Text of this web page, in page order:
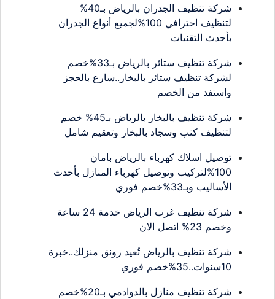
شركة تنظيف الجدران بالرياض بـ40%
لتنظيف احترافي 100%لجميع أنواع الجدران
بأحدث التقنيات
شركة تنظيف ستائر بالرياض بـ33%خصم
لشركة تنظيف ستائر بالبخار..سارع بالحجز
واستفد من الخصم
شركة تنظيف بالبخار بالرياض بـ45% خصم
لتنظيف كنب وسجاد بالبخار وتعقيم شامل
توصيل اسلاك كهرباء بالرياض بامان
100%لتركيب وتوصيل كهرباء المنازل بأحدث
الأساليب وبـ33%خصم فوري
شركة تنظيف غرب الرياض خدمة 24 ساعة
وخصم 23% اتصل الان
شركة تنظيف بالرياض تُعيد رونق منزلك..خبرة
10سنوات..35%خصم فوري
شركة تنظيف منازل بالدوادمي بـ20%خصم